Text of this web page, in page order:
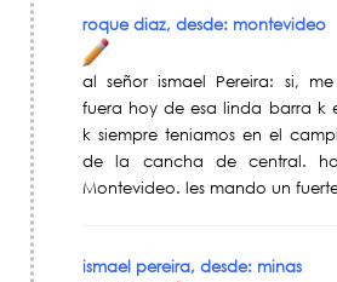
roque diaz, desde: montevideo
al señor ismael Pereira: si,
fuera hoy de esa linda barra k
k siempre teniamos en el
de la cancha de central.
Montevideo. les mando un
ismael pereira, desde: minas